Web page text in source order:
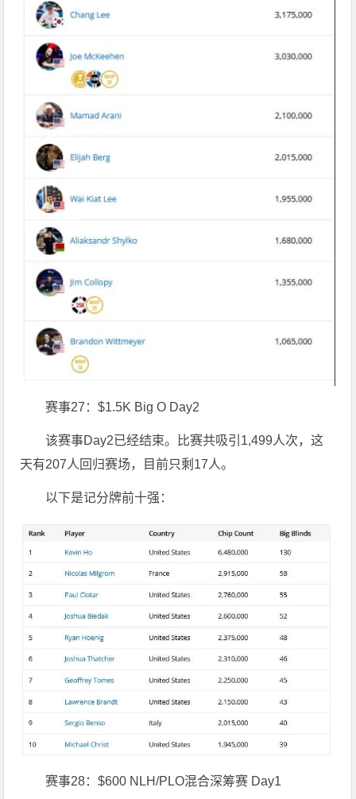
赛事27：$1.5K Big O Day2
该赛事Day2已经结束。比赛共吸引1,499人次，这
天有207人回归赛场，目前只剩17人。
以下是记分牌前十强：
赛事28：$600 NLH/PLO混合深筹赛 Day1